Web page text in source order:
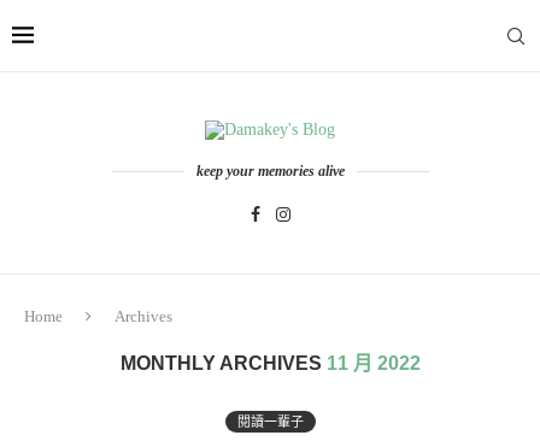
keep your memories alive
Home Archives
MONTHLY ARCHIVES 11 月 2022
閱讀一輩子